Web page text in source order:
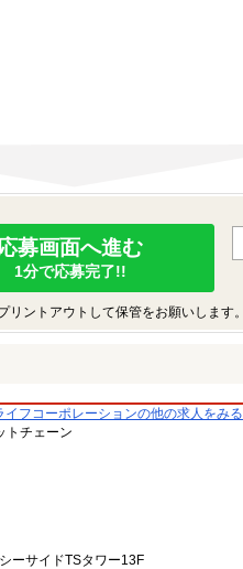
募画面へ進む
1分で応募完了!!
ントアウトして保管をお願いします。
イフコーポレーションの他の求人をみる
トチェーン
サイドTSタワー13F